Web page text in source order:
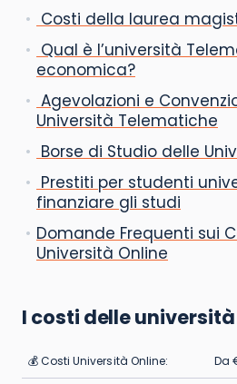
Costi della laurea
Qual è l’università
economica?
Agevolazioni e
Università Telematiche
Borse di Studio delle
Prestiti per studenti
finanziare gli studi
Domande Frequenti sui
Università Online
I costi delle
💰 Costi Università Online: Da